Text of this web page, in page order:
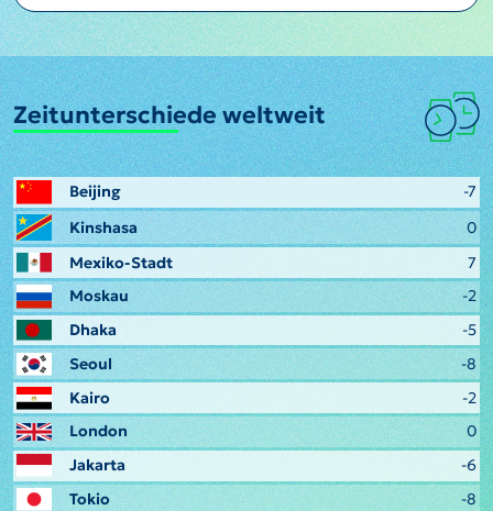
Zeitunterschiede weltweit
Beijing
-7
Kinshasa
0
Mexiko-Stadt
7
Moskau
-2
Dhaka
-5
Seoul
-8
Kairo
-2
London
0
Jakarta
-6
Tokio
-8